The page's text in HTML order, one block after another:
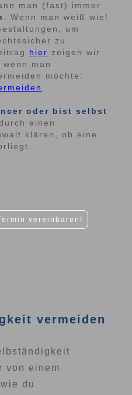
man (fast) immer
. Wenn man weiß wie!
um
zu
hier zeigen wir
man
möchte:
oder bist selbst
einen
klären, ob eine
vereinbaren!
vermeiden
von einem
du